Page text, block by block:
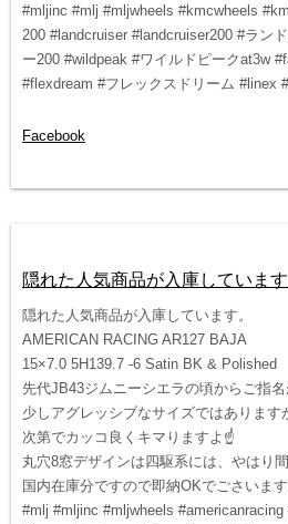
#mljinc #mlj #mljwheels #kmcwheels
200 #landcruiser #landcruiser200 #ラン
ー200 #wildpeak #ワイルドピークat3w
#flexdream #フレックスドリーム #linex
Facebook
隠れた人気商品が入庫しています
隠れた人気商品が入庫しています。
AMERICAN RACING AR127 BAJA
15×7.0 5H139.7 -6 Satin BK & Polished
先代JB43ジムニーシエラの頃からご指名
少しアグレッシブなサイズではありま
次第でカッコ良くキマりますよ☝️
丸穴8窓デザインは四駆系には、やはり
国内在庫分ですので即納OKでごさいます
#mlj #mljinc #mljwheels #americanracing